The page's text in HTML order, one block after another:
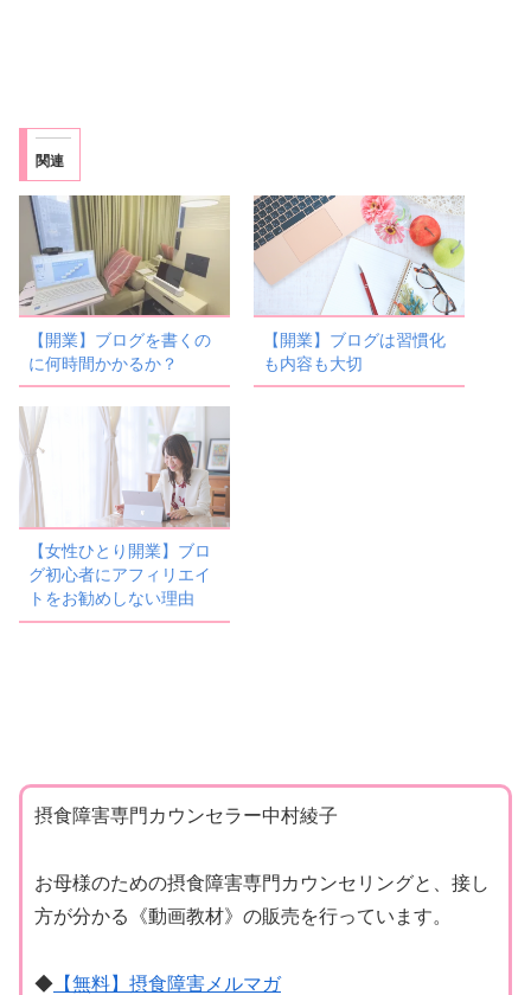
関連
【開業】ブログを書くの
に何時間かかるか？
【開業】ブログは習慣化
も内容も大切
【女性ひとり開業】ブロ
グ初心者にアフィリエイ
トをお勧めしない理由
摂食障害専門カウンセラー中村綾子
お母様のための摂食障害専門カウンセリングと、接し
方が分かる《動画教材》の販売を行っています。
◆ 【無料】摂食障害メルマガ